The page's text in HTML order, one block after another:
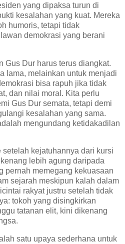
yang dipaksa turun di
kesalahan yang kuat. Mereka
humoris, tetapi tidak
demokrasi yang berani
Gus Dur harus terus diangkat.
lama, melainkan untuk menjadi
bisa rapuh jika tidak
dan nilai moral. Kita perlu
Gus Dur semata, tetapi demi
kesalahan yang sama.
mengundang ketidakadilan
kejatuhannya dari kursi
lebih agung daripada
pernah memegang kekuasaan
sejarah meskipun kalah dalam
rakyat justru setelah tidak
tokoh yang disingkirkan
tatanan elit, kini dikenang
satu upaya sederhana untuk